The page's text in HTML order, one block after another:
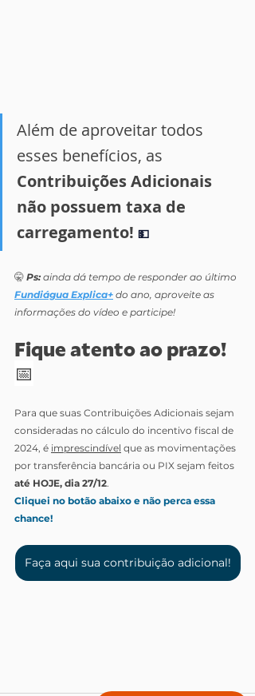
Além de aproveitar todos
esses benefícios, as
Contribuições Adicionais
não possuem taxa de
carregamento! 💵
🤫 Ps: ainda dá tempo de responder ao último
Fundiágua Explica+ do ano, aproveite as
informações do vídeo e participe!
Fique atento ao prazo!
📅
Para que suas Contribuições Adicionais sejam
consideradas no cálculo do incentivo fiscal de
2024, é imprescindível que as movimentações
por transferência bancária ou PIX sejam feitos
até HOJE, dia 27/12
Cliquei no botão abaixo e não perca essa
chance!
Faça aqui sua contribuição adicional!